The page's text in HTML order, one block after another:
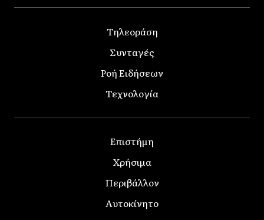
Τηλεοράση
Συνταγές
Ροή Ειδήσεων
Τεχνολογία
Επιστήμη
Χρήσιμα
Περιβάλλον
Αυτοκίνητο